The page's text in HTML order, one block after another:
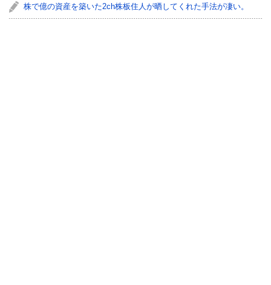
株で億の資産を築いた2ch株板住人が晒してくれた手法が凄い。